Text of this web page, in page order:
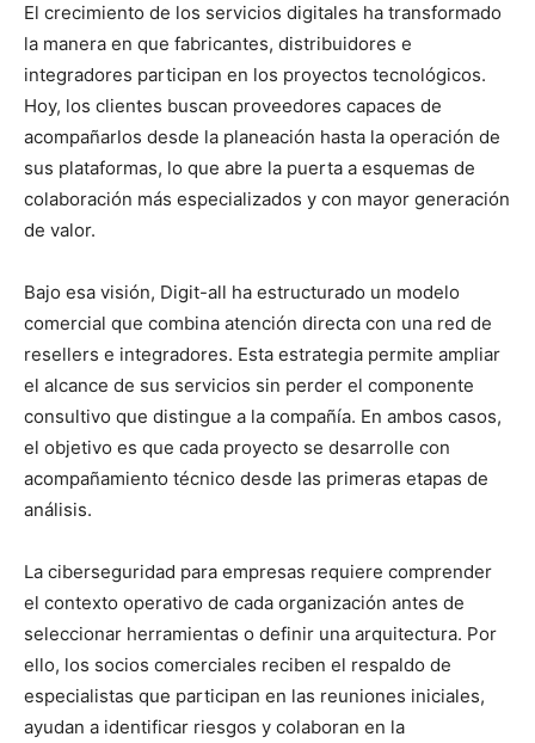
El crecimiento de los servicios digitales ha transformado
la manera en que fabricantes, distribuidores e
integradores participan en los proyectos tecnológicos.
Hoy, los clientes buscan proveedores capaces de
acompañarlos desde la planeación hasta la operación de
sus plataformas, lo que abre la puerta a esquemas de
colaboración más especializados y con mayor generación
de valor.
Bajo esa visión, Digit-all ha estructurado un modelo
comercial que combina atención directa con una red de
resellers e integradores. Esta estrategia permite ampliar
el alcance de sus servicios sin perder el componente
consultivo que distingue a la compañía. En ambos casos,
el objetivo es que cada proyecto se desarrolle con
acompañamiento técnico desde las primeras etapas de
análisis.
La ciberseguridad para empresas requiere comprender
el contexto operativo de cada organización antes de
seleccionar herramientas o definir una arquitectura. Por
ello, los socios comerciales reciben el respaldo de
especialistas que participan en las reuniones iniciales,
ayudan a identificar riesgos y colaboran en la